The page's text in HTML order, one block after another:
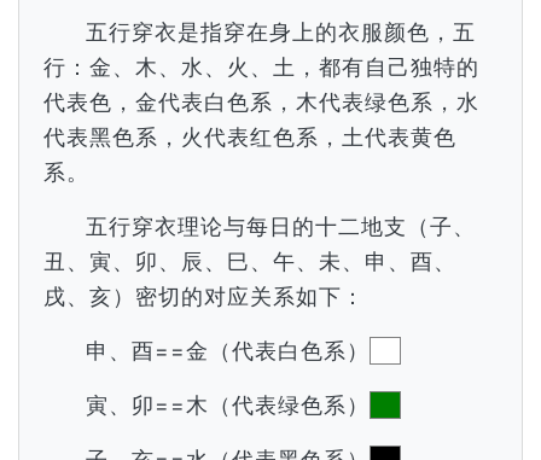
五行穿衣是指穿在身上的衣服颜色，五
行：金、木、水、火、土，都有自己独特的
代表色，金代表白色系，木代表绿色系，水
代表黑色系，火代表红色系，土代表黄色
系。
五行穿衣理论与每日的十二地支（子、
丑、寅、卯、辰、巳、午、未、申、酉、
戌、亥）密切的对应关系如下：
申、酉==金（代表白色系）
寅、卯==木（代表绿色系）